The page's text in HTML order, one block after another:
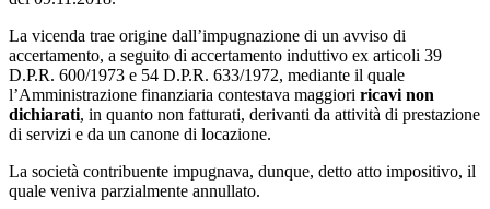
La vicenda trae origine dall’impugnazione di un avviso di
accertamento, a seguito di accertamento induttivo ex articoli 39
D.P.R. 600/1973 e 54 D.P.R. 633/1972, mediante il quale
l’Amministrazione finanziaria contestava maggiori ricavi non
dichiarati, in quanto non fatturati, derivanti da attività di prestazione
di servizi e da un canone di locazione.
La società contribuente impugnava, dunque, detto atto impositivo, il
quale veniva parzialmente annullato.